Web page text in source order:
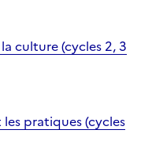
culture (cycles 2, 3
pratiques (cycles